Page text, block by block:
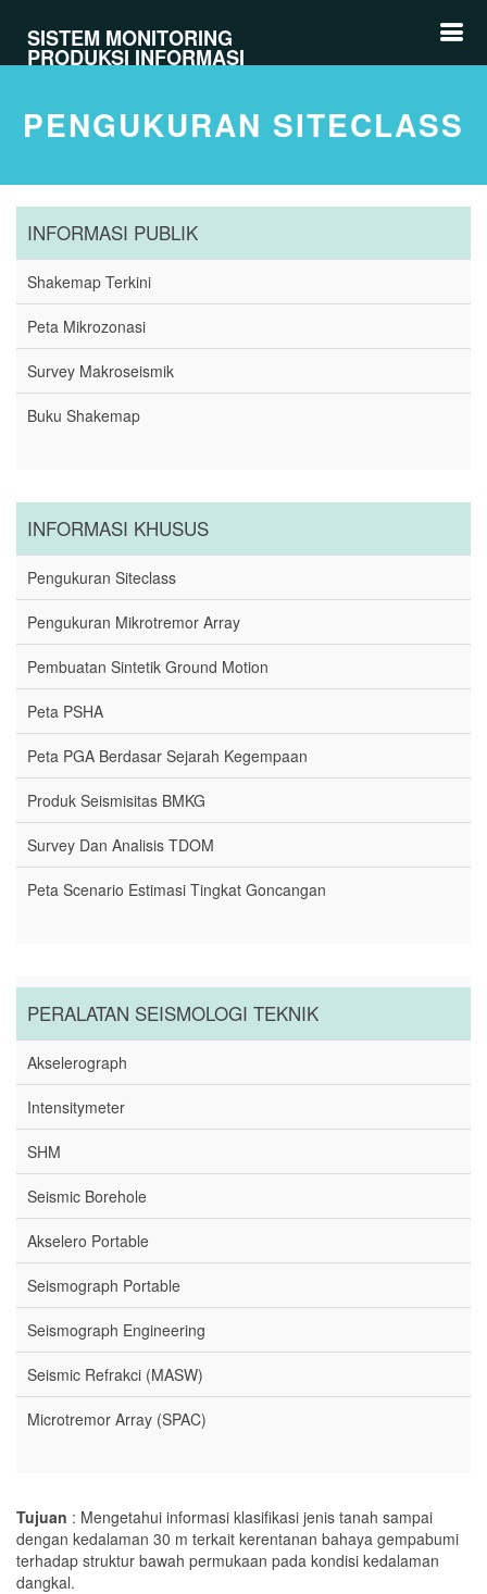
SISTEM MONITORING
PRODUKSI INFORMASI
PENGUKURAN SITECLASS
INFORMASI PUBLIK
Shakemap Terkini
Peta Mikrozonasi
Survey Makroseismik
Buku Shakemap
INFORMASI KHUSUS
Pengukuran Siteclass
Pengukuran Mikrotremor Array
Pembuatan Sintetik Ground Motion
Peta PSHA
Peta PGA Berdasar Sejarah Kegempaan
Produk Seismisitas BMKG
Survey Dan Analisis TDOM
Peta Scenario Estimasi Tingkat Goncangan
PERALATAN SEISMOLOGI TEKNIK
Akselerograph
Intensitymeter
SHM
Seismic Borehole
Akselero Portable
Seismograph Portable
Seismograph Engineering
Seismic Refrakci (MASW)
Microtremor Array (SPAC)
Tujuan : Mengetahui informasi klasifikasi jenis tanah sampai
dengan kedalaman 30 m terkait kerentanan bahaya gempabumi
terhadap struktur bawah permukaan pada kondisi kedalaman
dangkal.